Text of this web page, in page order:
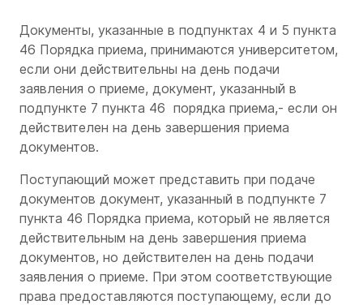
Документы, указанные в подпунктах 4 и 5 пункта
46 Порядка приема, принимаются университетом,
если они действительны на день подачи
заявления о приеме, документ, указанный в
подпункте 7 пункта 46 порядка приема,- если он
действителен на день завершения приема
документов.
Поступающий может представить при подаче
документов документ, указанный в подпункте 7
пункта 46 Порядка приема, который не является
действительным на день завершения приема
документов, но действителен на день подачи
заявления о приеме. При этом соответствующие
права предоставляются поступающему, если до